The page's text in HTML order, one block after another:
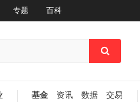
专题 百科
基金 资讯 数据
交易